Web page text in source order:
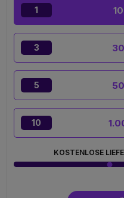
hüllt. Ein einzigartiges
echte Chill-Kenner, die
erleben wollen.
1
3
5
10
KOSTENLOSE